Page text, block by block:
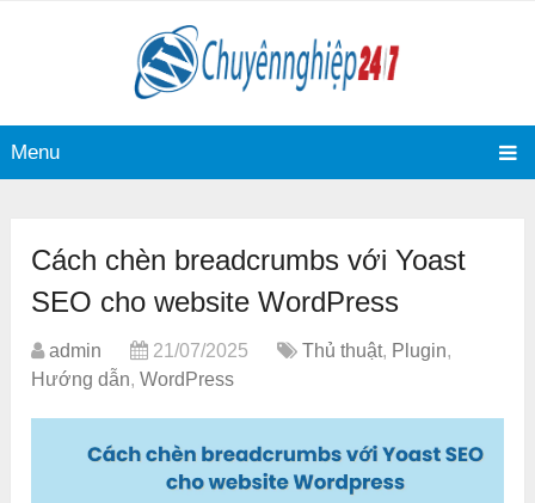
Menu
Cách chèn breadcrumbs với Yoast
SEO cho website WordPress
admin 21/07/2025 Thủ thuật, Plugin,
Hướng dẫn,WordPress